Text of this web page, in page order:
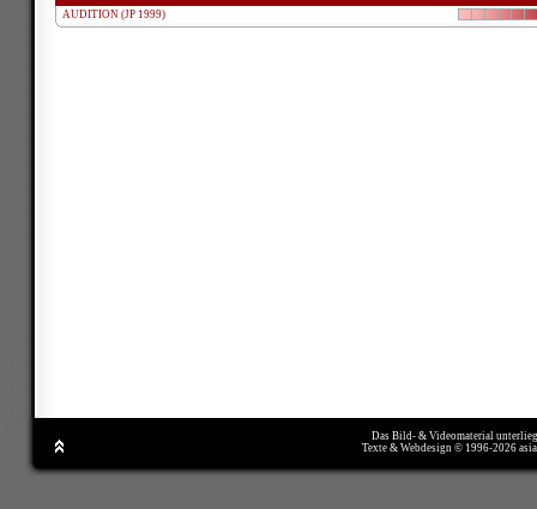
AUDITION (JP 1999)
Das Bild- & Videomaterial
Texte & Webdesign © 1996-2026